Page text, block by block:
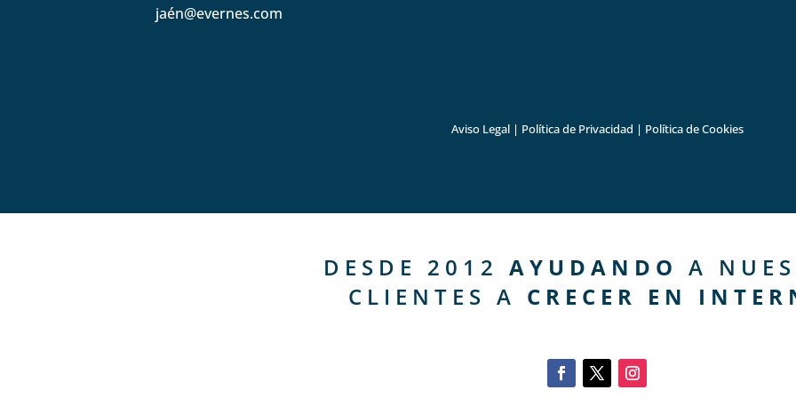
jaén@evernes.com
Aviso Legal| Política de Privacidad | Política de Cookies
DESDE 2012 AYUDANDO A
CLIENTES A CRECER EN